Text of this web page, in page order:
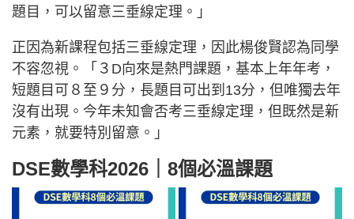
題目，可以留意三垂線定理。」
正因為新課程包括三垂線定理，因此楊俊賢認為同學
不容忽視。「３D向來是熱門課題，基本上年年考，
短題目可８至９分，長題目可出到13分，但唯獨去年
沒有出現。今年未知會否考三垂線定理，但既然是新
元素，就要特別留意。」
DSE數學科2026｜8個必溫課題